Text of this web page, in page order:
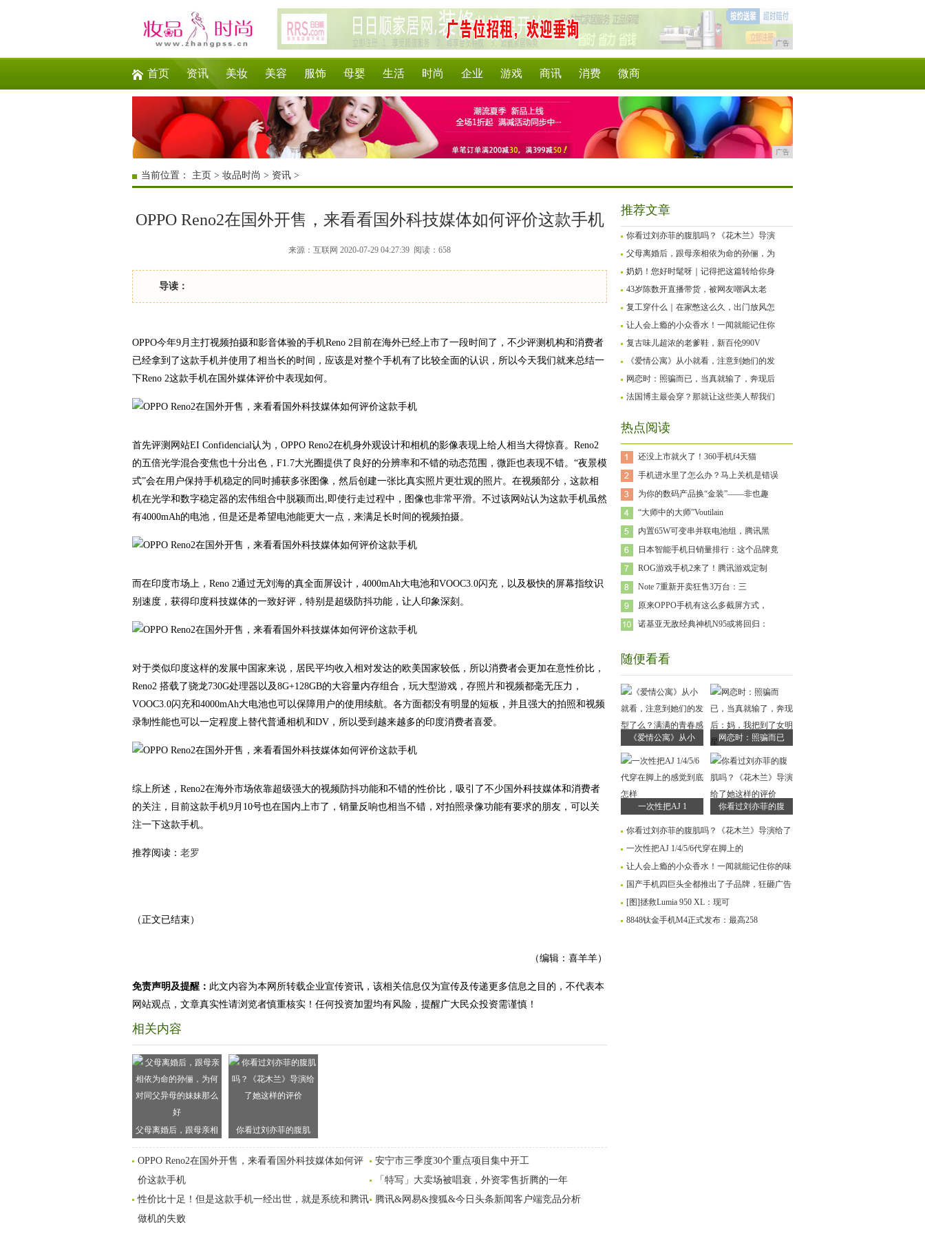
广告
首页 资讯 美妆 美容 服饰 母婴 生活 时尚 企业 游戏 商讯 消费 微商
广告
当前位置： 主页 > 妆品时尚 > 资讯 >
OPPO Reno2在国外开售，来看看国外科技媒体如何评价这款手机
来源：互联网 2020-07-29 04:27:39 阅读：658
导读：
OPPO今年9月主打视频拍摄和影音体验的手机Reno 2目前在海外已经上市了一段时间了，不少评测机构和消费者
已经拿到了这款手机并使用了相当长的时间，应该是对整个手机有了比较全面的认识，所以今天我们就来总结一
下Reno 2这款手机在国外媒体评价中表现如何。
首先评测网站EI Confidencial认为，OPPO Reno2在机身外观设计和相机的影像表现上给人相当大得惊喜。Reno2
的五倍光学混合变焦也十分出色，F1.7大光圈提供了良好的分辨率和不错的动态范围，微距也表现不错。“夜景模
式”会在用户保持手机稳定的同时捕获多张图像，然后创建一张比真实照片更壮观的照片。在视频部分，这款相
机在光学和数字稳定器的宏伟组合中脱颖而出,即使行走过程中，图像也非常平滑。不过该网站认为这款手机虽然
有4000mAh的电池，但是还是希望电池能更大一点，来满足长时间的视频拍摄。
而在印度市场上，Reno 2通过无刘海的真全面屏设计，4000mAh大电池和VOOC3.0闪充，以及极快的屏幕指纹识
别速度，获得印度科技媒体的一致好评，特别是超级防抖功能，让人印象深刻。
对于类似印度这样的发展中国家来说，居民平均收入相对发达的欧美国家较低，所以消费者会更加在意性价比，
Reno2 搭载了骁龙730G处理器以及8G+128GB的大容量内存组合，玩大型游戏，存照片和视频都毫无压力，
VOOC3.0闪充和4000mAh大电池也可以保障用户的使用续航。各方面都没有明显的短板，并且强大的拍照和视频
录制性能也可以一定程度上替代普通相机和DV，所以受到越来越多的印度消费者喜爱。
综上所述，Reno2在海外市场依靠超级强大的视频防抖功能和不错的性价比，吸引了不少国外科技媒体和消费者
的关注，目前这款手机9月10号也在国内上市了，销量反响也相当不错，对拍照录像功能有要求的朋友，可以关
注一下这款手机。
推荐阅读： 老罗
（正文已结束）
（编辑：喜羊羊）
免责声明及提醒： 此文内容为本网所转载企业宣传资讯，该相关信息仅为宣传及传递更多信息之目的，不代表本
网站观点，文章真实性请浏览者慎重核实！任何投资加盟均有风险，提醒广大民众投资需谨慎！
相关内容
父母离婚后，跟母亲相
依为命的孙俪，为何对
同父异母的妹妹那么好
你看过刘亦菲的腹肌
吗？《花木兰》导演给
了她这样的评价
OPPO Reno2在国外开售，来看看国外科技媒体如何评
价这款手机
安宁市三季度30个重点项目集中开工
「特写」大卖场被唱衰，外资零售折腾的一年
性价比十足！但是这款手机一经出世，就是系统和腾讯
做机的失败
腾讯&网易&搜狐&今日头条新闻客户端竞品分析
推荐文章
你看过刘亦菲的腹肌吗？《花木兰》导演
父母离婚后，跟母亲相依为命的孙俪，为
奶奶！您好时髦呀｜记得把这篇转给你身
43岁陈数开直播带货，被网友嘲讽太老
复工穿什么｜在家憋这么久，出门放风怎
让人会上瘾的小众香水！一闻就能记住你
复古味儿超浓的老爹鞋，新百伦990V
《爱情公寓》从小就看，注意到她们的发
网恋时：照骗而已，当真就输了，奔现后
法国博主最会穿？那就让这些美人帮我们
热点阅读
还没上市就火了！360手机f4天猫
手机进水里了怎么办？马上关机是错误
为你的数码产品换“金装”——非也趣
“大师中的大师”Voutilain
内置65W可变串并联电池组，腾讯黑
日本智能手机日销量排行：这个品牌竟
ROG游戏手机2来了！腾讯游戏定制
Note 7重新开卖狂售3万台：三
原来OPPO手机有这么多截屏方式，
诺基亚无敌经典神机N95或将回归：
随便看看
《爱情公寓》从小 网恋时：照骗而已
一次性把AJ 1 你看过刘亦菲的腹
你看过刘亦菲的腹肌吗？《花木兰》导演给了
一次性把AJ 1/4/5/6代穿在脚上的
让人会上瘾的小众香水！一闻就能记住你的味
国产手机四巨头全都推出了子品牌，狂砸广告
[图]拯救Lumia 950 XL：现可
8848钛金手机M4正式发布：最高258